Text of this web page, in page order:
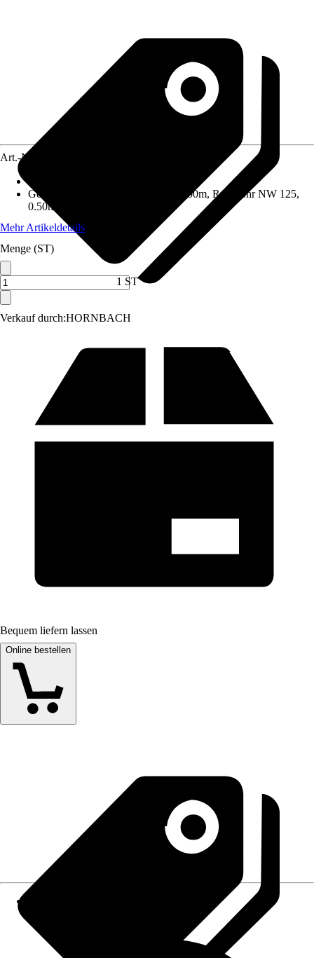
Verkauf durch:HORNBACH
Art.-Nr.
Geeignet für
Rundrohr NW 125, 1.00m, Rundrohr NW 125,
0.50m
Mehr Artikeldetails
Menge (ST)
1 ST
Bequem liefern lassen
Online bestellen